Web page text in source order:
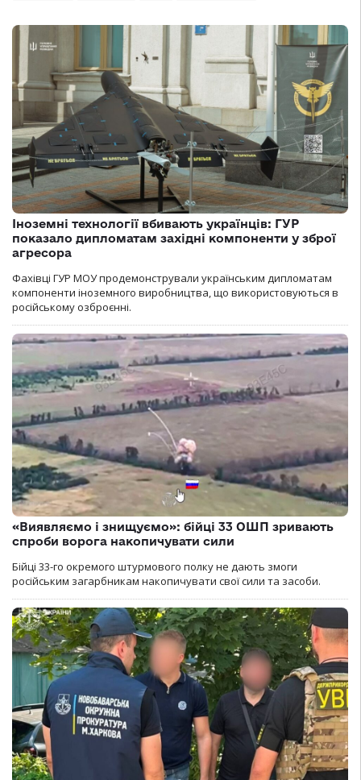
Іноземні технології вбивають українців: ГУР
показало дипломатам західні компоненти у зброї
агресора
Фахівці ГУР МОУ продемонстрували українським дипломатам
компоненти іноземного виробництва, що використовуються в
російському озброєнні.
«Виявляємо і знищуємо»: бійці 33 ОШП зривають
спроби ворога накопичувати сили
Бійці 33-го окремого штурмового полку не дають змоги
російським загарбникам накопичувати свої сили та засоби.